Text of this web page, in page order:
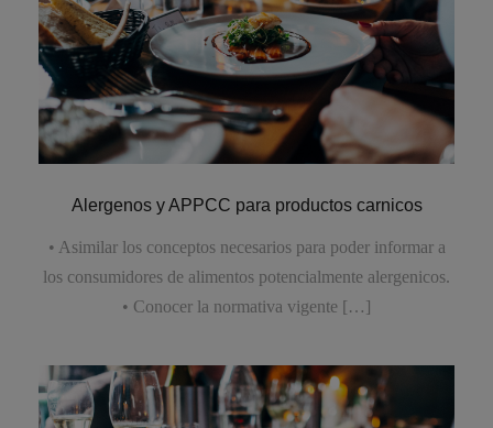
Alergenos y APPCC para productos carnicos
• Asimilar los conceptos necesarios para poder informar a
los consumidores de alimentos potencialmente alergenicos.
• Conocer la normativa vigente […]